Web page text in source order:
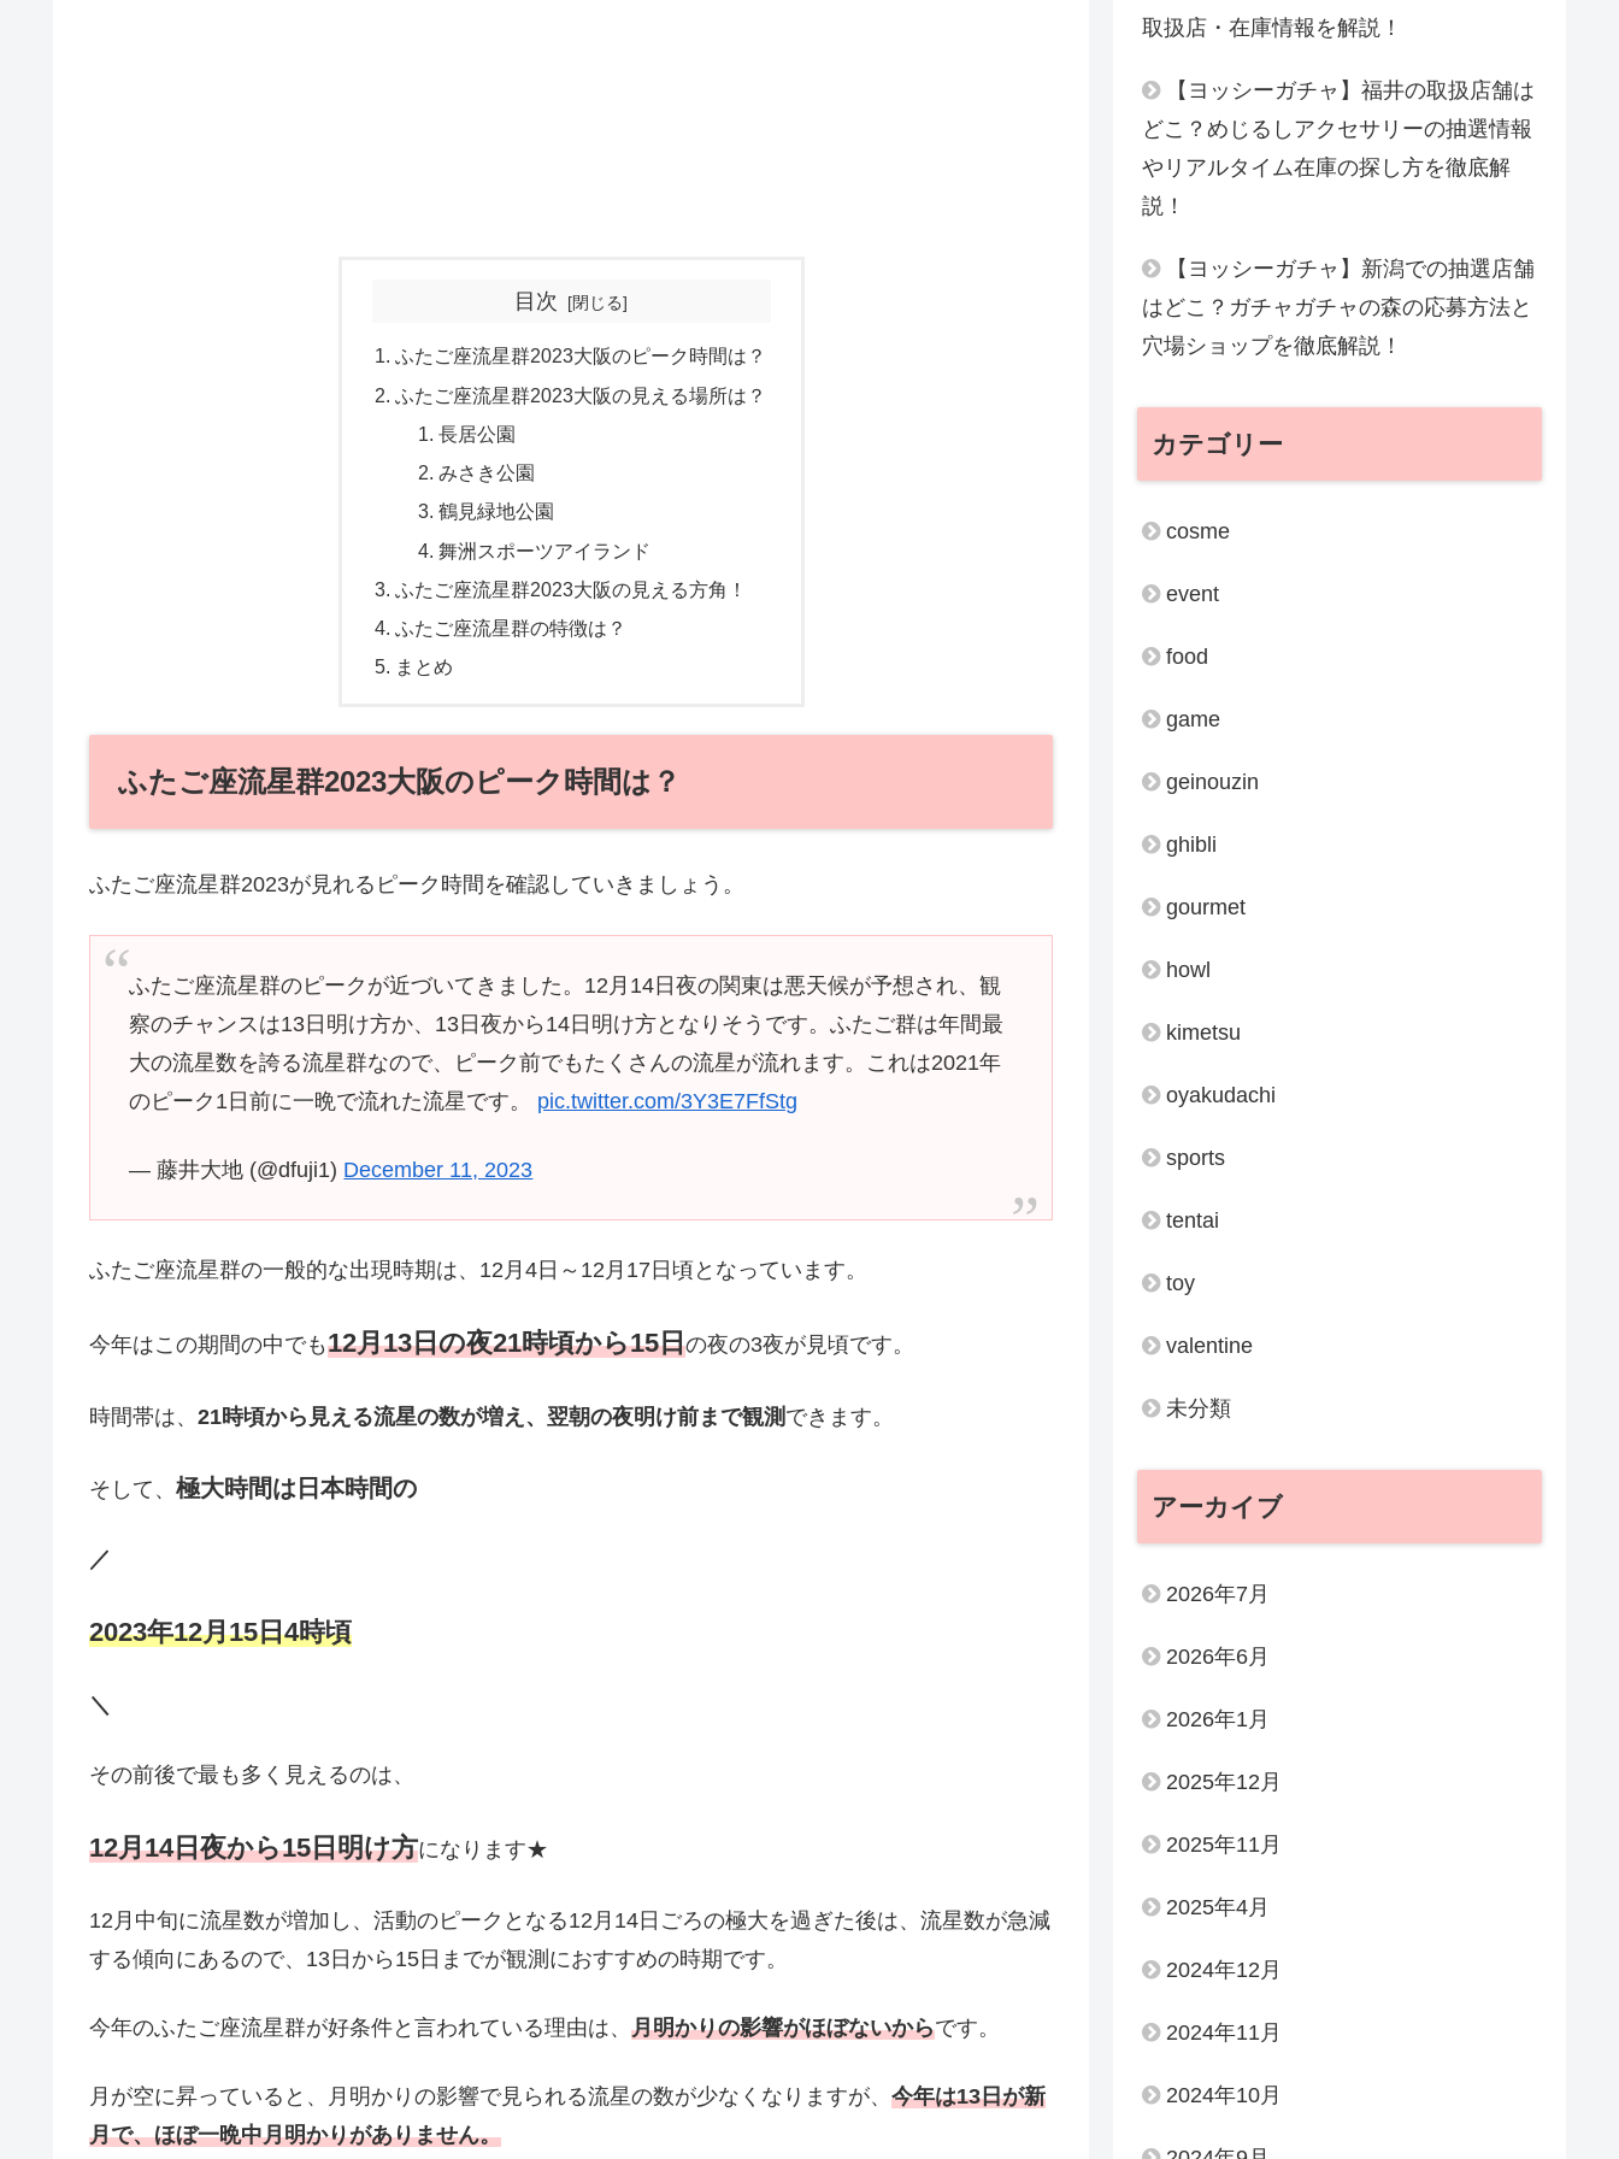
目次
ふたご座流星群2023大阪のピーク時間は？
ふたご座流星群2023大阪の見える場所は？
長居公園
みさき公園
鶴見緑地公園
舞洲スポーツアイランド
ふたご座流星群2023大阪の見える方角！
ふたご座流星群の特徴は？
まとめ
ふたご座流星群2023大阪のピーク時間は？
ふたご座流星群2023が見れるピーク時間を確認していきましょう。
ふたご座流星群のピークが近づいてきました。12月14日夜の関東は悪天候が予想され、観
察のチャンスは13日明け方か、13日夜から14日明け方となりそうです。ふたご群は年間最
大の流星数を誇る流星群なので、ピーク前でもたくさんの流星が流れます。これは2021年
のピーク1日前に一晩で流れた流星です。 pic.twitter.com/3Y3E7FfStg
— 藤井大地 (@dfuji1) December 11, 2023
ふたご座流星群の一般的な出現時期は、12月4日～12月17日頃となっています。
今年はこの期間の中でも12月13日の夜21時頃から15日の夜の3夜が見頃です。
時間帯は、 21時頃から見える流星の数が増え、翌朝の夜明け前まで観測 できます。
そして、 極大時間は日本時間の
／
2023年12月15日4時頃
＼
その前後で最も多く見えるのは、
12月14日夜から15日明け方になります★
12月中旬に流星数が増加し、活動のピークとなる12月14日ごろの極大を過ぎた後は、流星数が急減
する傾向にあるので、13日から15日までが観測におすすめの時期です。
今年のふたご座流星群が好条件と言われている理由は、 月明かりの影響がほぼないからです。
月が空に昇っていると、月明かりの影響で見られる流星の数が少なくなりますが、 今年は13日が新
月で、ほぼ一晩中月明かりがありません。
取扱店・在庫情報を解説！
【ヨッシーガチャ】福井の取扱店舗は
どこ？めじるしアクセサリーの抽選情報
やリアルタイム在庫の探し方を徹底解
説！
【ヨッシーガチャ】新潟での抽選店舗
はどこ？ガチャガチャの森の応募方法と
穴場ショップを徹底解説！
カテゴリー
cosme
event
food
game
geinouzin
ghibli
gourmet
howl
kimetsu
oyakudachi
sports
tentai
toy
valentine
未分類
アーカイブ
2026年7月
2026年6月
2026年1月
2025年12月
2025年11月
2025年4月
2024年12月
2024年11月
2024年10月